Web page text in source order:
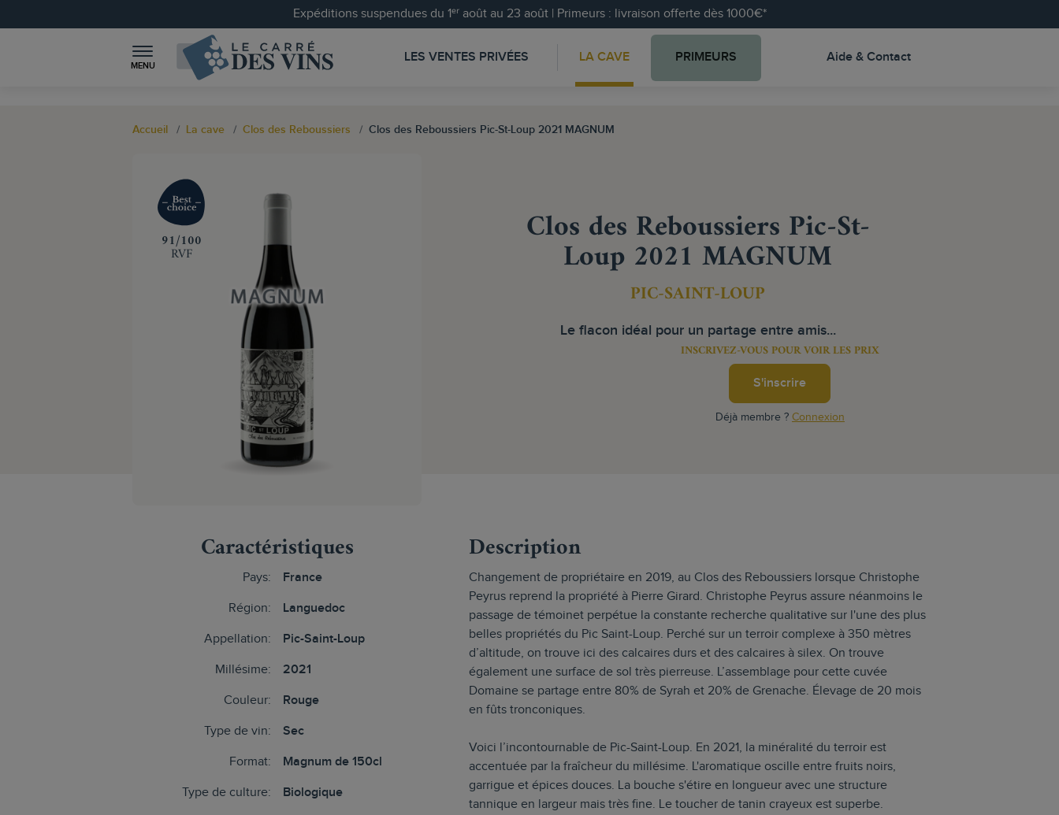
Expéditions suspendues du 1ᵉʳ août au 23 août | Primeurs : livraison offerte dès 1000€*
MENU
LES VENTES PRIVÉES LA CAVE PRIMEURS Aide & Contact
Accueil La cave Clos des Reboussiers Clos des Reboussiers Pic-St-Loup 2021 MAGNUM
‍91/100
RVF
Clos des Reboussiers Pic-St-
Loup 2021 MAGNUM
PIC-SAINT-LOUP
Le flacon idéal pour un partage entre amis...
INSCRIVEZ-VOUS POUR VOIR LES PRIX
S'inscrire
Déjà membre ? Connexion
Caractéristiques
Pays: France
Région: Languedoc
Appellation: Pic-Saint-Loup
Millésime: 2021
Couleur: Rouge
Type de vin: Sec
Format: Magnum de 150cl
Type de culture: Biologique
Description
Changement de propriétaire en 2019, au Clos des Reboussiers lorsque Christophe
Peyrus reprend la propriété à Pierre Girard. Christophe Peyrus assure néanmoins le
passage de témoinet perpétue la constante recherche qualitative sur l'une des plus
belles propriétés du Pic Saint-Loup. Perché sur un terroir complexe à 350 mètres
d’altitude, on trouve ici des calcaires durs et des calcaires à silex. On trouve
également une surface de sol très pierreuse. L’assemblage pour cette cuvée
Domaine se partage entre 80% de Syrah et 20% de Grenache. Élevage de 20 mois
en fûts tronconiques.
Voici l’incontournable de Pic-Saint-Loup. En 2021, la minéralité du terroir est
accentuée par la fraîcheur du millésime. L'aromatique oscille entre fruits noirs,
garrigue et épices douces. La bouche s'étire en longueur avec une structure
tannique en largeur mais très fine. Le toucher de tanin crayeux est superbe.